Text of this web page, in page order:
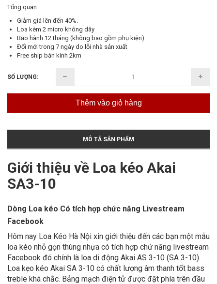
Tổng quan
Giảm giá lên đến 40%.
Loa kèm 2 micro không dây
Bảo hành 12 tháng (không bao gồm phụ kiện)
Đổi mới trong 7 ngày do lỗi nhà sản xuất
Free ship bán kính 2km
SỐ LƯỢNG:
Thêm vào giỏ hàng
MÔ TẢ SẢN PHẨM
Giới thiệu về Loa kéo Akai
SA3-10
Dòng Loa kéo Có tích hợp chức năng Livestream
Facebook
Hôm nay Loa Kéo Hà Nội xin giới thiệu đến các bạn một mẫu
loa kéo nhỏ gọn thùng nhựa có tích hợp chứ năng livestream
Facebook đó chính là loa di động Akai AS 3-10 (SA 3-10).
Loa kẹo kéo Akai SA 3-10 có chất lượng âm thanh tốt bass
treble khá chắc. Bảng mạch điện tử được đặt phía trên đầu